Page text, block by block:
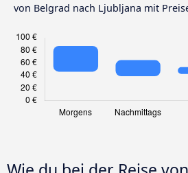
von Belgrad nach Ljubljana mit